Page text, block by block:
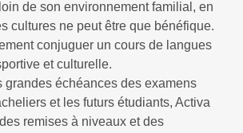
de son environnement familial, en
cultures ne peut être que bénéfique.
conjuguer un cours de langues
et culturelle.
grandes échéances des examens
et les futurs étudiants, Activa
remises à niveaux et des